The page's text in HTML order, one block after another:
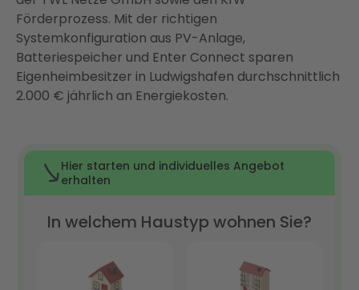
Förderprozess. Mit der richtigen
Systemkonfiguration aus PV-Anlage,
Batteriespeicher und Enter Connect sparen
Eigenheimbesitzer in Ludwigshafen durchschnittlich
2.000 € jährlich an Energiekosten.